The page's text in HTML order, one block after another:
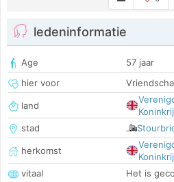
ledeninformatie
Age
57 jaar
hier voor
land
stad
herkomst
vitaal
Het is